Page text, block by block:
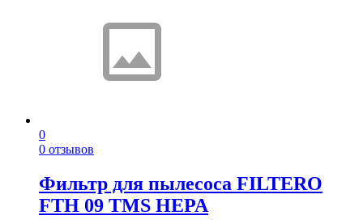
0
0 отзывов
Фильтр для пылесоса FILTERO
FTH 09 TMS HEPA